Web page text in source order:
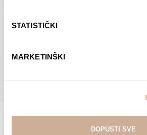
STATISTIČKI
MARKETINŠKI
DOPUSTI SVE
ODABERI OPCIJE
POGLEDAJTE SVE PROIZVODE U